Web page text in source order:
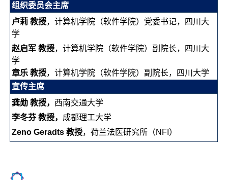
组织委员会主席
卢莉 教授，计算机学院（软件学院）党委书记，四川大
学
赵启军 教授，计算机学院（软件学院）副院长，四川大
学
章乐 教授，计算机学院（软件学院）副院长，四川大学
宣传主席
龚勋 教授， 西南交通大学
李冬芬 教授， 成都理工大学
Zeno Geradts 教授，荷兰法医研究所（NFI）